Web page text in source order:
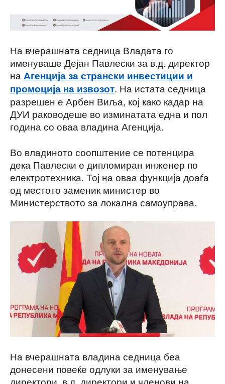
На вчерашната седница Владата го
именуваше Дејан Павлески за в.д. директор
на Агенција за странски инвестиции и
промоција на извозот. На истата седница
разрешен е Арбен Виља, кој како кадар на
ДУИ раководеше во изминатата една и пол
година со оваа владина Агенција.
Во владиното соопштение се потенцира
дека Павлески е дипломиран инженер по
електротехника. Тој на оваа функција доаѓа
од местото заменик министер во
Министерството за локална самоуправа.
На вчерашната владина седница беа
донесени повеќе одлуки за именување
директори, в.д. директори и членови на